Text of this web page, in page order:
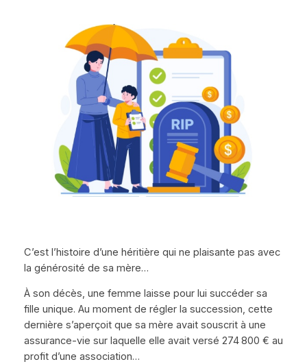
C’est l’histoire d’une héritière qui ne plaisante pas avec
la générosité de sa mère…
À son décès, une femme laisse pour lui succéder sa
fille unique. Au moment de régler la succession, cette
dernière s’aperçoit que sa mère avait souscrit à une
assurance-vie sur laquelle elle avait versé 274 800 € au
profit d’une association…